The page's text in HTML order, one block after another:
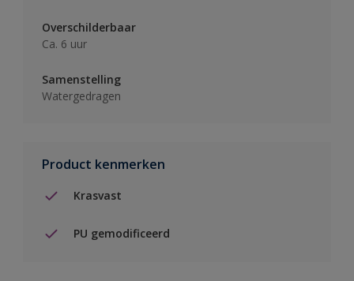
Overschilderbaar
Ca. 6 uur
Samenstelling
Watergedragen
Product kenmerken
Krasvast
PU gemodificeerd